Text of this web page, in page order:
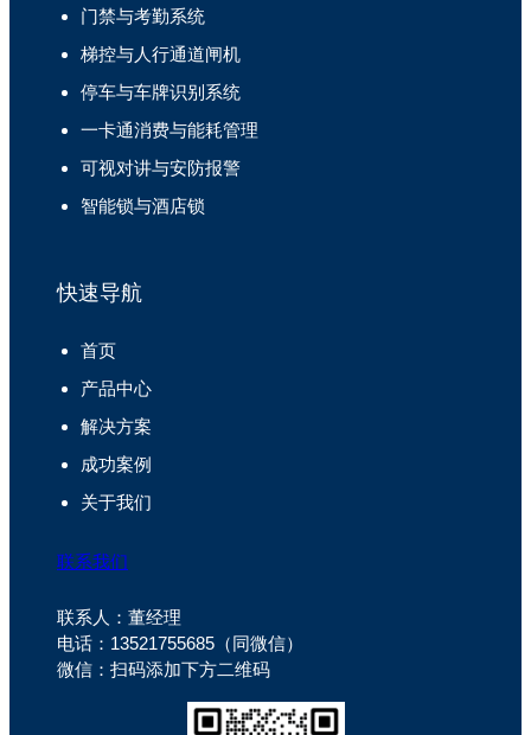
门禁与考勤系统
梯控与人行通道闸机
停车与车牌识别系统
一卡通消费与能耗管理
可视对讲与安防报警
智能锁与酒店锁
快速导航
首页
产品中心
解决方案
成功案例
关于我们
联系我们
联系人：董经理
电话：13521755685（同微信）
微信：扫码添加下方二维码